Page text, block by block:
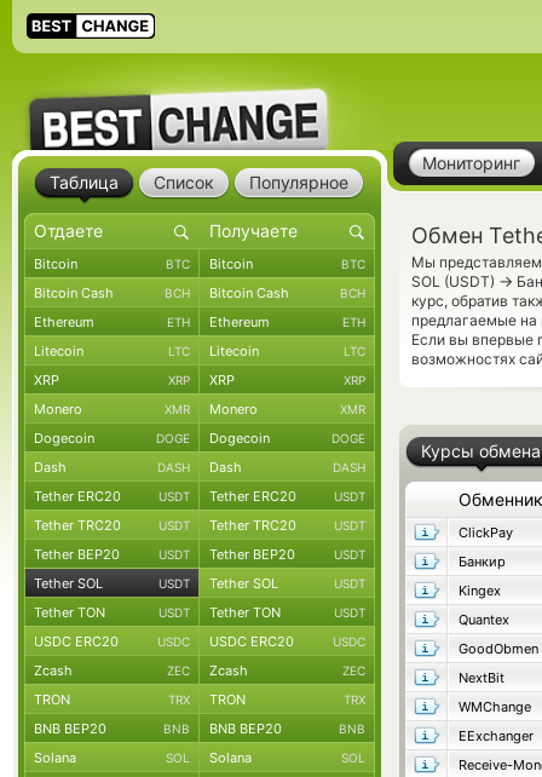
Мониторинг
Обмен
Мы представляем
SOL (USDT) →
курс, обратив
предлагаемые на
Если вы впервые
возможностях
Курсы обмена
Обменник
ClickPay
Банкир
Kingex
Quantex
GoodObmen
NextBit
WMChange
EExchanger
Receive-
Таблица Список Популярное
Bitcoin BTC Bitcoin BTC
Bitcoin Cash BCH Bitcoin Cash BCH
Ethereum ETH Ethereum ETH
Litecoin LTC Litecoin LTC
XRP XRP XRP XRP
Monero XMR Monero XMR
Dogecoin DOGE Dogecoin DOGE
Dash DASH Dash DASH
Tether ERC20 USDT Tether ERC20 USDT
Tether TRC20 USDT Tether TRC20 USDT
Tether BEP20 USDT Tether BEP20 USDT
Tether SOL USDT Tether SOL USDT
Tether TON USDT Tether TON USDT
USDC ERC20 USDC USDC ERC20 USDC
Zcash ZEC Zcash ZEC
TRON TRX TRON TRX
BNB BEP20 BNB BNB BEP20 BNB
Solana SOL Solana SOL